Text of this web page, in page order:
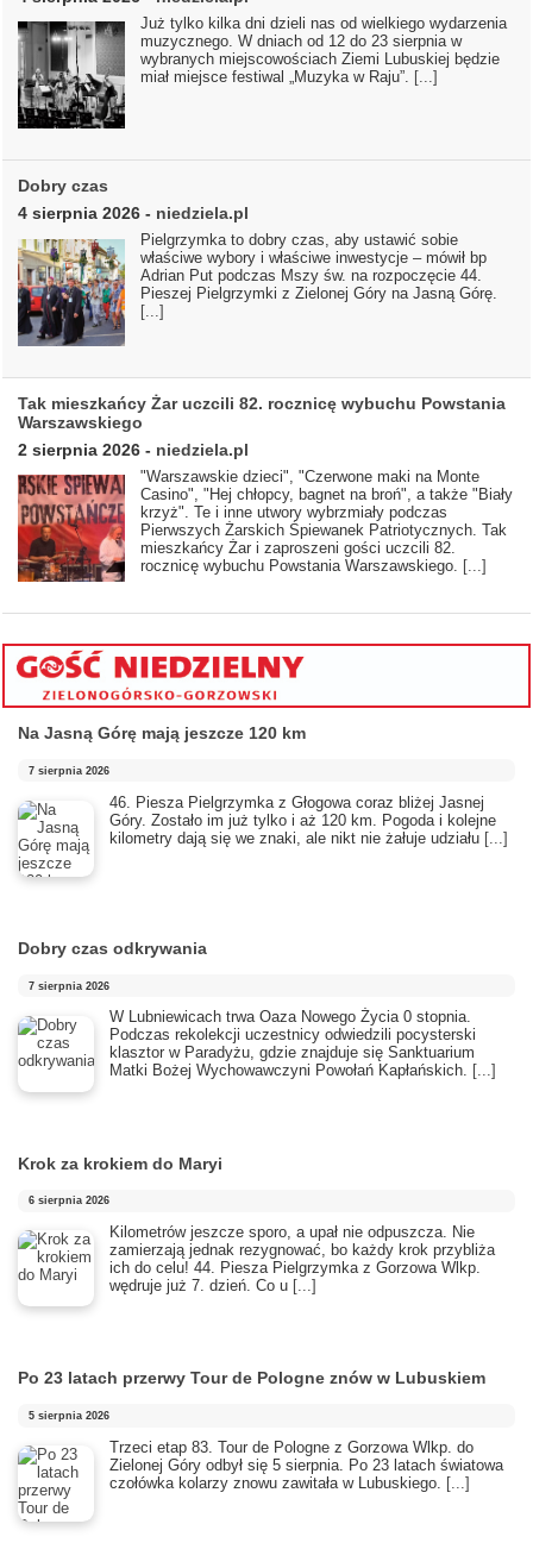
Już tylko kilka dni dzieli nas od wielkiego wydarzenia
muzycznego. W dniach od 12 do 23 sierpnia w
wybranych miejscowościach Ziemi Lubuskiej będzie
miał miejsce festiwal „Muzyka w Raju”. [...]
Dobry czas
4 sierpnia 2026 - niedziela.pl
Pielgrzymka to dobry czas, aby ustawić sobie
właściwe wybory i właściwe inwestycje – mówił bp
Adrian Put podczas Mszy św. na rozpoczęcie 44.
Pieszej Pielgrzymki z Zielonej Góry na Jasną Górę.
[...]
Tak mieszkańcy Żar uczcili 82. rocznicę wybuchu Powstania
Warszawskiego
2 sierpnia 2026 - niedziela.pl
"Warszawskie dzieci", "Czerwone maki na Monte
Casino", "Hej chłopcy, bagnet na broń", a także "Biały
krzyż". Te i inne utwory wybrzmiały podczas
Pierwszych Żarskich Śpiewanek Patriotycznych. Tak
mieszkańcy Żar i zaproszeni gości uczcili 82.
rocznicę wybuchu Powstania Warszawskiego. [...]
Na Jasną Górę mają jeszcze 120 km
7 sierpnia 2026
46. Piesza Pielgrzymka z Głogowa coraz bliżej Jasnej
Góry. Zostało im już tylko i aż 120 km. Pogoda i kolejne
kilometry dają się we znaki, ale nikt nie żałuje udziału [...]
Dobry czas odkrywania
7 sierpnia 2026
​W Lubniewicach trwa Oaza Nowego Życia 0 stopnia.
Podczas rekolekcji uczestnicy odwiedzili pocysterski
klasztor w Paradyżu, gdzie znajduje się Sanktuarium
Matki Bożej Wychowawczyni Powołań Kapłańskich. [...]
Krok za krokiem do Maryi
6 sierpnia 2026
Kilometrów jeszcze sporo, a upał nie odpuszcza. Nie
zamierzają jednak rezygnować, bo każdy krok przybliża
ich do celu! 44. Piesza Pielgrzymka z Gorzowa Wlkp.
wędruje już 7. dzień. Co u [...]
Po 23 latach przerwy Tour de Pologne znów w Lubuskiem
5 sierpnia 2026
Trzeci etap 83. Tour de Pologne z Gorzowa Wlkp. do
Zielonej Góry odbył się 5 sierpnia. Po 23 latach światowa
czołówka kolarzy znowu zawitała w Lubuskiego. [...]